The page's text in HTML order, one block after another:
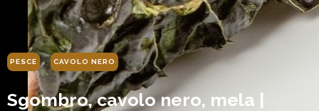
PESCE CAVOLO NERO
Sgombro, cavolo nero, mela |